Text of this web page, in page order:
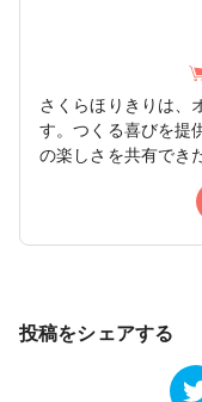
さくらほりきりは、
す。つくる喜びを提
の楽しさを共有でき
投稿をシェアする